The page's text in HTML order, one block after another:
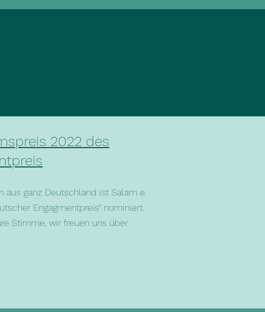
2022 des
aus ganz Deutschland ist Salam e.
Engagmentpreis” nominiert.
Stimme, wir freuen uns über